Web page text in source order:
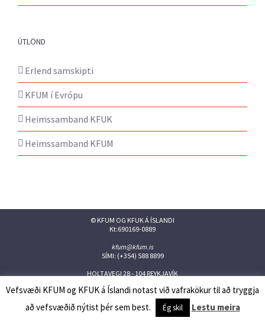
ÚTLÖND
Erlend samskipti
KFUM í Evrópu
Heimssamband KFUK
Heimssamband KFUM
© KFUM OG KFUK Á ÍSLANDI
Kt:690169-0889
kfum@kfum.is
SÍMI: (+354) 588 8899
HOLTAVEGI 28 - 104 REYKJAVÍK
Facebook
TwitterInstagram
Flickr YouTube
Issuu
Vefsvæði KFUM og KFUK á Íslandi notast við vafrakökur til að tryggja
að vefsvæðið nýtist þér sem best.
Ég skil Lestu meira